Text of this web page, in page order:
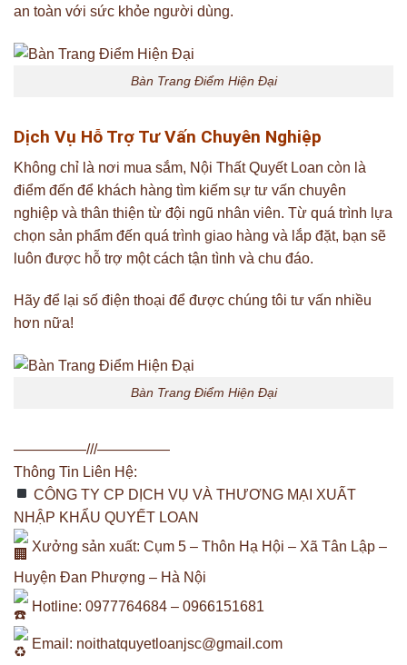
an toàn với sức khỏe người dùng.
Bàn Trang Điểm Hiện Đại
Dịch Vụ Hỗ Trợ Tư Vấn Chuyên Nghiệp
Không chỉ là nơi mua sắm, Nội Thất Quyết Loan còn là
điểm đến để khách hàng tìm kiếm sự tư vấn chuyên
nghiệp và thân thiện từ đội ngũ nhân viên. Từ quá trình lựa
chọn sản phẩm đến quá trình giao hàng và lắp đặt, bạn sẽ
luôn được hỗ trợ một cách tận tình và chu đáo.
Hãy để lại số điện thoại để được chúng tôi tư vấn nhiều
hơn nữa!
Bàn Trang Điểm Hiện Đại
—————///—————
Thông Tin Liên Hệ:
CÔNG TY CP DỊCH VỤ VÀ THƯƠNG MẠI XUẤT
NHẬP KHẨU QUYẾT LOAN
Xưởng sản xuất: Cụm 5 – Thôn Hạ Hội – Xã Tân Lập –
Huyện Đan Phượng – Hà Nội
Hotline: 0977764684 – 0966151681
Email: noithatquyetloanjsc@gmail.com